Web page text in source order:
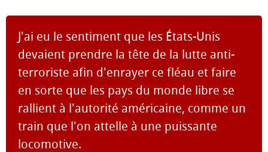
J'ai eu le sentiment que les États-Unis
devaient prendre la tête de la lutte anti-
terroriste afin d'enrayer ce fléau et faire
en sorte que les pays du monde libre se
rallient à l'autorité américaine, comme un
train que l'on attelle à une puissante
locomotive.